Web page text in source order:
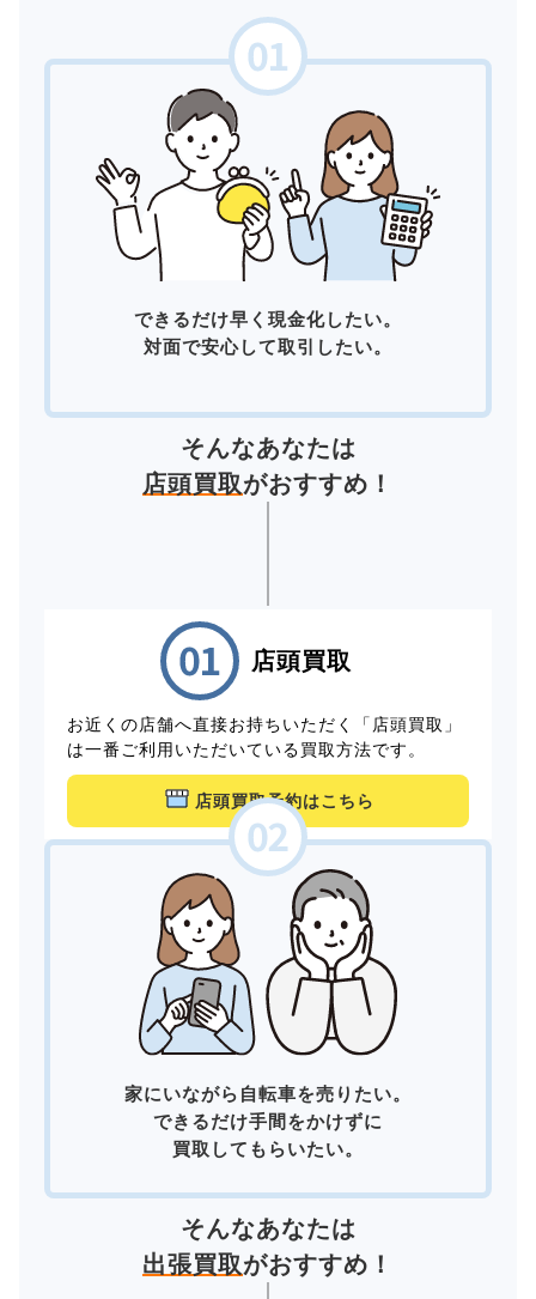
できるだけ早く現金化したい。
対面で安心して取引したい。
そんなあなたは
店頭買取がおすすめ！
店頭買取
お近くの店舗へ直接お持ちいただく「店頭買取」
は一番ご利用いただいている買取方法です。
店頭買取予約はこちら
家にいながら自転車を売りたい。
できるだけ手間をかけずに
買取してもらいたい。
そんなあなたは
出張買取がおすすめ！